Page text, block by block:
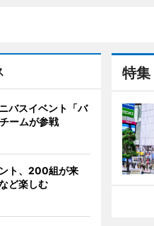
特集
バスイベント「バ
ームが参戦
ト、200組が来
ど楽しむ